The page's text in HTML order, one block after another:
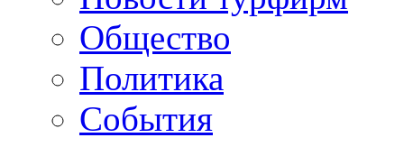
Общество
Политика
События